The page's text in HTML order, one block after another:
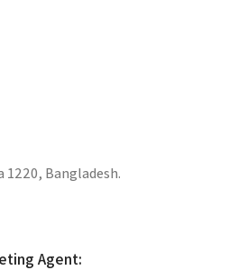
Bangladesh.
Agent: